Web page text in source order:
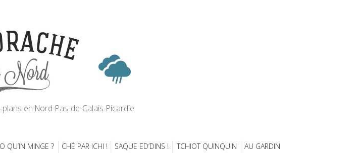
en Nord-Pas-de-Calais-Picardie
QU’IN MINGE ? CHÉ PAR ICHI ! SAQUE ED’DINS ! TCHIOT QUINQUIN AU GARDIN